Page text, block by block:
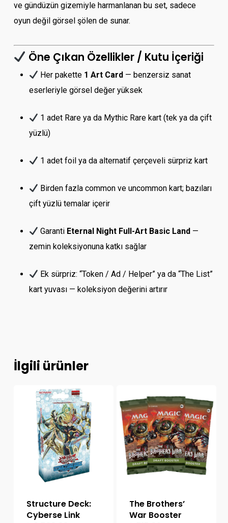
ve gündüzün gizemiyle harmanlanan bu set, sadece
oyun değil görsel şölen de sunar.
Öne Çıkan Özellikler / Kutu İçeriği
Her pakette 1 Art Card — benzersiz sanat
eserleriyle görsel değer yüksek
1 adet Rare ya da Mythic Rare kart (tek ya da çift
yüzlü)
1 adet foil ya da alternatif çerçeveli sürpriz kart
Birden fazla common ve uncommon kart; bazıları
çift yüzlü temalar içerir
Garanti Eternal Night Full-Art Basic Land —
zemin koleksiyonuna katkı sağlar
Ek sürpriz: “Token / Ad / Helper” ya da “The List”
kart yuvası — koleksiyon değerini artırır
İlgili ürünler
Structure Deck:
Cyberse Link
The Brothers’
War Booster